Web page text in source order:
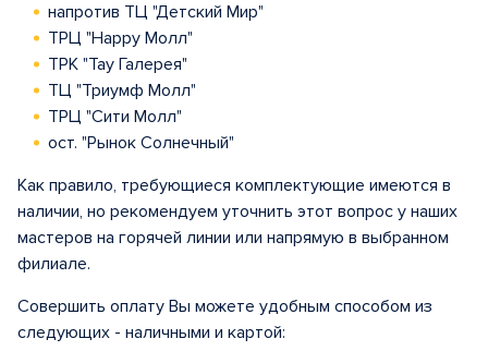
напротив ТЦ "Детский Мир"
ТРЦ "Happy Молл"
ТРК "Тау Галерея"
ТЦ "Триумф Молл"
ТРЦ "Сити Молл"
ост. "Рынок Солнечный"
Как правило, требующиеся комплектующие имеются в
наличии, но рекомендуем уточнить этот вопрос у наших
мастеров на горячей линии или напрямую в выбранном
филиале.
Совершить оплату Вы можете удобным способом из
следующих - наличными и картой: